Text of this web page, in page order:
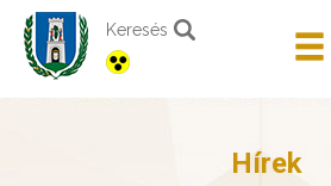
Keresés
Hírek